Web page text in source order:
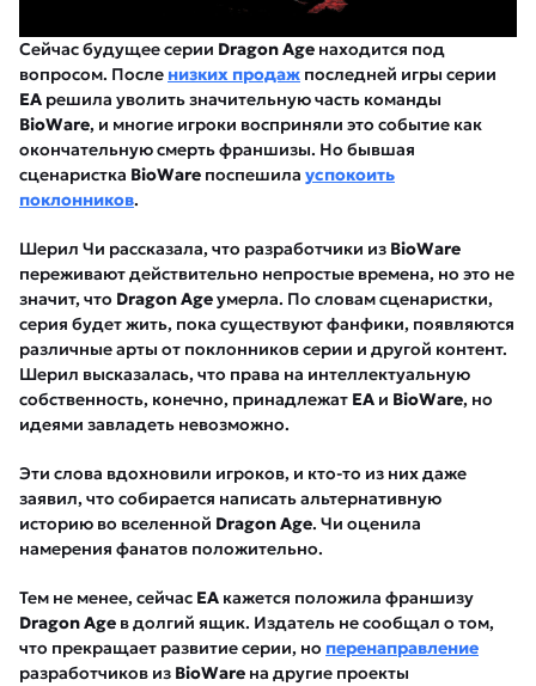
Сейчас будущее серии Dragon Age находится под
вопросом. После низких продаж последней игры серии
EA решила уволить значительную часть команды
BioWare, и многие игроки восприняли это событие как
окончательную смерть франшизы. Но бывшая
сценаристка BioWare поспешила успокоить
поклонников.
Шерил Чи рассказала, что разработчики из BioWare
переживают действительно непростые времена, но это не
значит, что Dragon Ageумерла. По словам сценаристки,
серия будет жить, пока существуют фанфики, появляются
различные арты от поклонников серии и другой контент.
Шерил высказалась, что права на интеллектуальную
собственность, конечно, принадлежат EA и BioWare, но
идеями завладеть невозможно.
Эти слова вдохновили игроков, и кто-то из них даже
заявил, что собирается написать альтернативную
историю во вселенной Dragon Age. Чи оценила
намерения фанатов положительно.
Тем не менее, сейчас EA кажется положила франшизу
Dragon Age в долгий ящик. Издатель не сообщал о том,
что прекращает развитие серии, но перенаправление
разработчиков из BioWare на другие проекты